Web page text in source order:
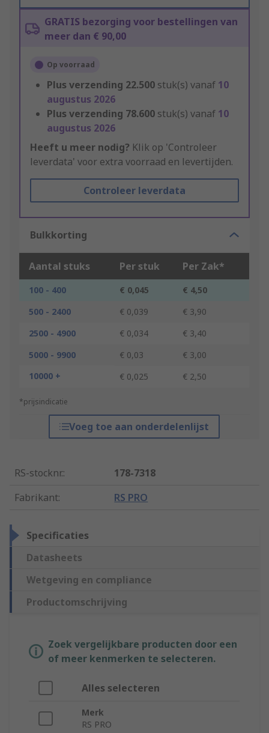
GRATIS bezorging voor bestellingen van
meer dan € 90,00
Op voorraad
Plus verzending 22.500 stuk(s) vanaf 10
augustus 2026
Plus verzending 78.600 stuk(s) vanaf 10
augustus 2026
Heeft u meer nodig? Klik op 'Controleer
leverdata' voor extra voorraad en levertijden.
Controleer leverdata
Bulkkorting
Aantal stuks Per stuk Per Zak*
100 - 400 € 0,045
€ 4,50
500 - 2400
€ 0,039
€ 3,90
2500 - 4900
€ 0,034
€ 3,40
5000 - 9900
€ 0,03
€ 3,00
10000 +
€ 0,025 € 2,50
*prijsindicatie
Voeg toe aan onderdelenlijst
RS-stocknr.:
178-7318
Fabrikant: RS PRO
Specificaties
Datasheets
Wetgeving en compliance
Productomschrijving
Zoek vergelijkbare producten door een
of meer kenmerken te selecteren.
Alles selecteren
Merk
RS PRO